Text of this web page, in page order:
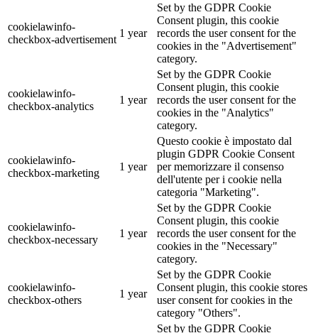
cookielawinfo-
checkbox-advertisement
1 year
Set by the GDPR Cookie
Consent plugin, this cookie
records the user consent for the
cookies in the "Advertisement"
category.
cookielawinfo-
checkbox-analytics
1 year
Set by the GDPR Cookie
Consent plugin, this cookie
records the user consent for the
cookies in the "Analytics"
category.
cookielawinfo-
checkbox-marketing
1 year
Questo cookie è impostato dal
plugin GDPR Cookie Consent
per memorizzare il consenso
dell'utente per i cookie nella
categoria "Marketing".
cookielawinfo-
checkbox-necessary
1 year
Set by the GDPR Cookie
Consent plugin, this cookie
records the user consent for the
cookies in the "Necessary"
category.
cookielawinfo-
checkbox-others
1 year
Set by the GDPR Cookie
Consent plugin, this cookie stores
user consent for cookies in the
category "Others".
Set by the GDPR Cookie